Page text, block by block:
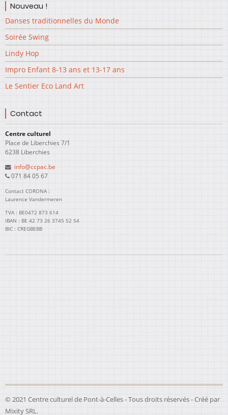
Nouveau !
Danses traditionnelles du Monde
Soirée Swing
Lindy Hop
Impro Enfant 8-13 ans et 13-17 ans
Le Sentier Eco Land Art
Contact
Centre culturel
Place de Liberchies 7/1
6238 Liberchies
info@ccpac.be
071 84 05 67
Contact CORONA :
Laurence Vandermeren
TVA : BE0472 873 614
IBAN : BE 42 73 26 3745 52 54
BIC : CREGBEBB
© 2021 Centre culturel de Pont-à-Celles - Tous droits réservés - Créé par
Mixity SRL.